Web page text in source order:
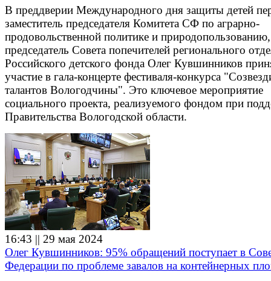
В преддверии Международного дня защиты детей
заместитель председателя Комитета СФ по аграрно-
продовольственной политике и природопользованию,
председатель Совета попечителей регионального
Российского детского фонда Олег Кувшинников
участие в гала-концерте фестиваля-конкурса
талантов Вологодчины". Это ключевое мероприятие
социального проекта, реализуемого фондом при
Правительства Вологодской области.
16:43 || 29 мая 2024
Олег Кувшинников: 95% обращений поступает в
Федерации по проблеме завалов на контейнерных